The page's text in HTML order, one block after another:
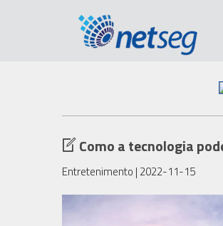
Como a tecnologia
Entretenimento | 2022-11-15